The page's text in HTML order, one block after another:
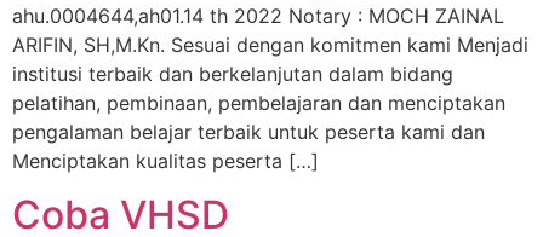
ahu.0004644,ah01.14 th 2022 Notary : MOCH ZAINAL
ARIFIN, SH,M.Kn. Sesuai dengan komitmen kami Menjadi
institusi terbaik dan berkelanjutan dalam bidang
pelatihan, pembinaan, pembelajaran dan menciptakan
pengalaman belajar terbaik untuk peserta kami dan
Menciptakan kualitas peserta […]
Coba VHSD